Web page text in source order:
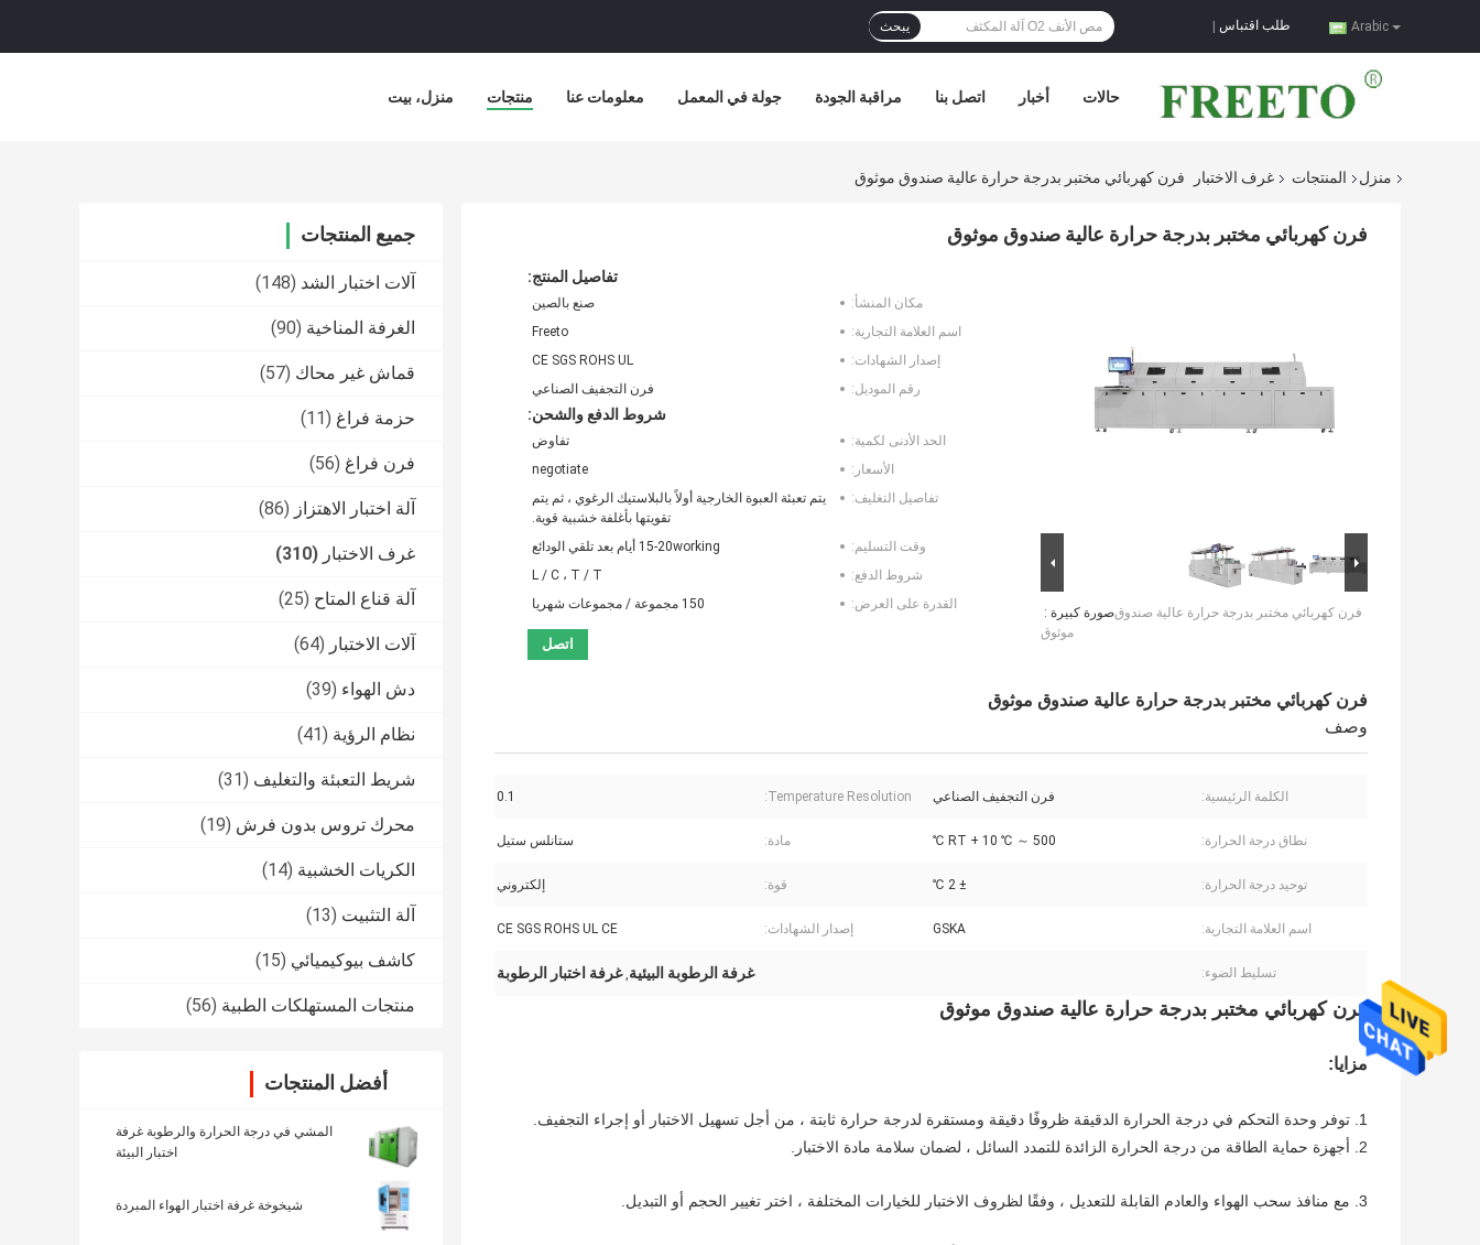
Arabic طلب اقتباس يبحث
منزل، بيت منتجات معلومات عنا جولة في المعمل مراقبة الجودة اتصل بنا أخبار حالات
منزل المنتجات غرف الاختبار فرن كهربائي مختبر بدرجة حرارة عالية صندوق موثوق
جميع المنتجات
آلات اختبار الشد (148)
الغرفة المناخية (90)
قماش غير محاك (57)
حزمة فراغ (11)
فرن فراغ (56)
آلة اختبار الاهتزاز (86)
غرف الاختبار (310)
آلة قناع المتاح (25)
آلات الاختبار (64)
دش الهواء (39)
نظام الرؤية (41)
شريط التعبئة والتغليف (31)
محرك تروس بدون فرش (19)
الكريات الخشبية (14)
آلة التثبيت (13)
كاشف بيوكيميائي (15)
منتجات المستهلكات الطبية (56)
أفضل المنتجات
المشي في درجة الحرارة والرطوبة غرفة
اختبار البيئة
شيخوخة غرفة اختبار الهواء المبردة
فرن كهربائي مختبر بدرجة حرارة عالية صندوق موثوق
صورة كبيرة :فرن كهربائي مختبر بدرجة حرارة عالية صندوق
موثوق
تفاصيل المنتج:
مكان المنشأ:
صنع بالصين
اسم العلامة التجارية:
Freeto
إصدار الشهادات:
CE SGS ROHS UL
رقم الموديل:
فرن التجفيف الصناعي
شروط الدفع والشحن:
الحد الأدنى لكمية:
تفاوض
الأسعار:
negotiate
تفاصيل التغليف:
يتم تعبئة العبوة الخارجية أولاً بالبلاستيك الرغوي ، ثم يتم
تقويتها بأغلفة خشبية قوية.
وقت التسليم:
15-20working أيام بعد تلقي الودائع
شروط الدفع:
L / C ، T / T
القدرة على العرض:
150 مجموعة / مجموعات شهريا
اتصل
فرن كهربائي مختبر بدرجة حرارة عالية صندوق موثوق
وصف
الكلمة الرئيسية: فرن التجفيف الصناعي Temperature Resolution:
0.1
نطاق درجة الحرارة: RT + 10 ℃ ～ 500 ℃ مادة: ستانلس ستيل
توحيد درجة الحرارة: ± 2 ℃ قوة: إلكتروني
اسم العلامة التجارية: GSKA إصدار الشهادات: CE SGS ROHS UL CE
تسليط الضوء: غرفة الرطوبة البيئية,غرفة اختبار الرطوبة
فرن كهربائي مختبر بدرجة حرارة عالية صندوق موثوق
مزايا:
1. توفر وحدة التحكم في درجة الحرارة الدقيقة ظروفًا دقيقة ومستقرة لدرجة حرارة ثابتة ، من أجل تسهيل الاختبار أو إجراء التجفيف.
2. أجهزة حماية الطاقة من درجة الحرارة الزائدة للتمدد السائل ، لضمان سلامة مادة الاختبار.
3. مع منافذ سحب الهواء والعادم القابلة للتعديل ، وفقًا لظروف الاختبار للخيارات المختلفة ، اختر تغيير الحجم أو التبديل.